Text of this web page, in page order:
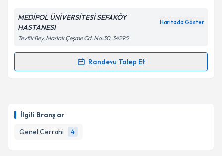
İlgili Branşlar
Genel Cerrahi
4
Kişisel verilerimin işlenmesine ilişkin
Aydınlatma
Metni
kapsamda işlenmesini kabul ediyorum.
Takvim Talebini Gönder
MEDİPOL ÜNİVERSİTESİ SEFAKÖY
HASTANESİ
Haritada Göster
Tevfik Bey, Maslak Çeşme Cd. No:30, 34295
Randevu Talep Et
Randevu Takvimi Talebi
almanız için bir takvim hazırlandığında e-posta ile
bilgilendireceğiz.
E-posta Adresiniz